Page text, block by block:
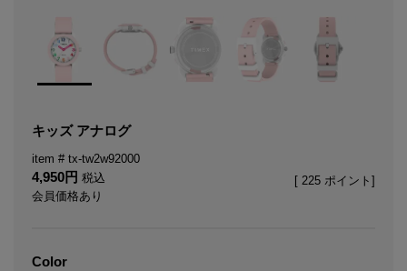
キッズ アナログ
tx-tw2w92000
4,950
税込
会員価格あり
[ 225 ポイント]
Color